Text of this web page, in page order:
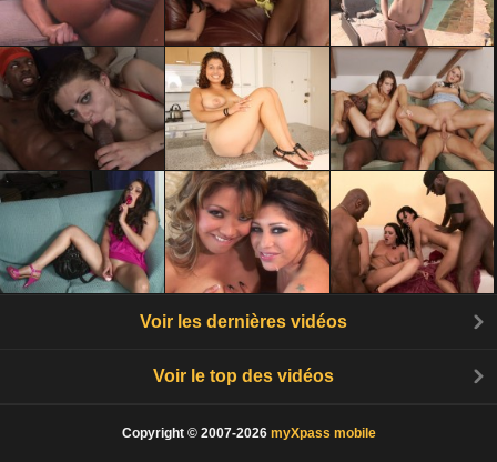
Voir les dernières vidéos
Voir le top des vidéos
Copyright © 2007-2026 myXpass mobile